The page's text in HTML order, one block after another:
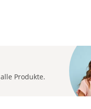
alle Produkte.